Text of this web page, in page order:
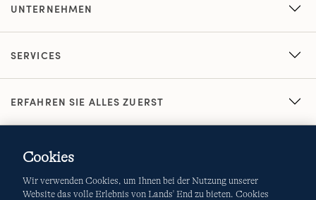
UNTERNEHMEN
SERVICES
ERFAHREN SIE ALLES ZUERST
Cookies
Wir verwenden Cookies, um Ihnen bei der Nutzung unserer
Website das volle Erlebnis von Lands' End zu bieten. Cookies